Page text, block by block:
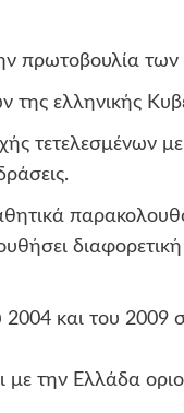
πρωτοβουλία των
της ελληνικής
τετελεσμένων με
και του 2009
με την Ελλάδα